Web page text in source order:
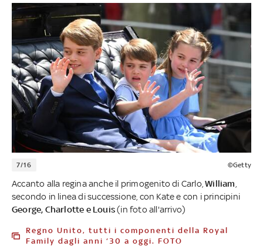
7/16 ©Getty
Accanto alla regina anche il primogenito di Carlo,William
secondo in linea di successione, con Kate e con i principini
George, Charlotte e Louis(in foto all'arrivo)
Regno Unito, tutti i componenti della Royal
Family dagli anni ‘30 a oggi. FOTO